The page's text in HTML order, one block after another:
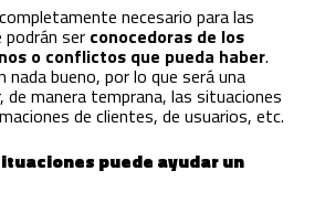
necesario para las
podrán ser conocedoras de los
o conflictos que pueda haber.
nada bueno, por lo que será una
de manera temprana, las situaciones
de clientes, de usuarios, etc.
puede ayudar un